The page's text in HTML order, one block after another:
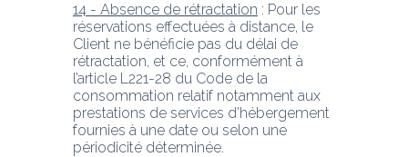
14 - Absence de rétractation : Pour les
réservations effectuées à distance, le
Client ne bénéficie pas du délai de
rétractation, et ce, conformément à
l’article L221-28 du Code de la
consommation relatif notamment aux
prestations de services d’hébergement
fournies à une date ou selon une
périodicité déterminée.